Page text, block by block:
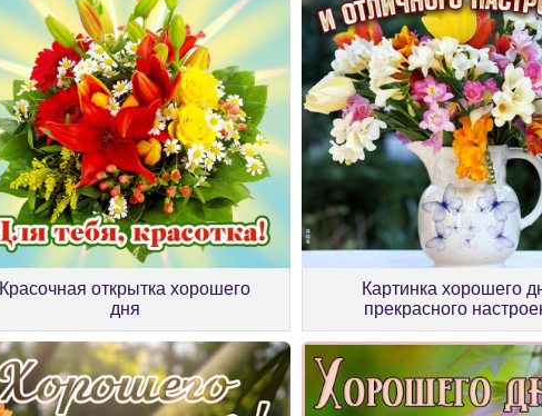
Красочная открытка хорошего
дня
Картинка хорошего
прекрасного